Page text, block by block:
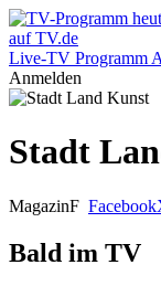
Live-TV Programm
Anmelden
Stadt
MagazinF Facebook
Bald im TV